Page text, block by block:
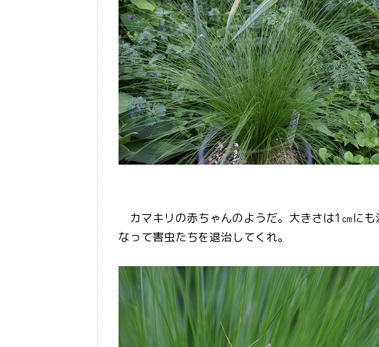
カマキリの赤ちゃんのようだ。大きさは1㎝に
なって害虫たちを退治してくれ。